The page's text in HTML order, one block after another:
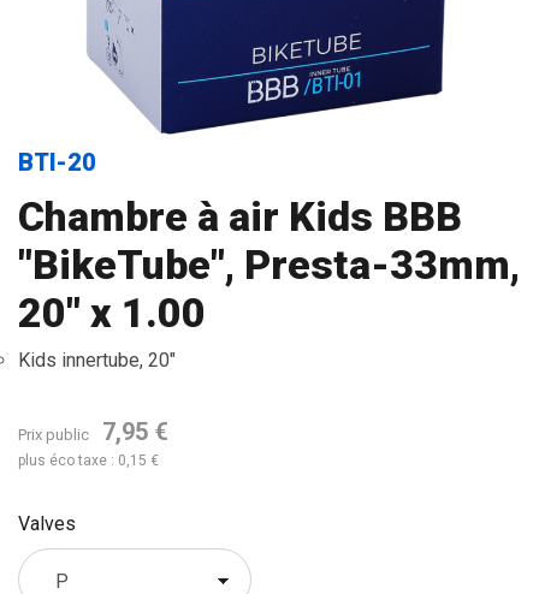
BTI-20
Chambre à air Kids BBB
"BikeTube", Presta-33mm,
20" x 1.00
Kids innertube, 20"
Prix public 7,95 €
plus éco taxe : 0,15 €
Valves